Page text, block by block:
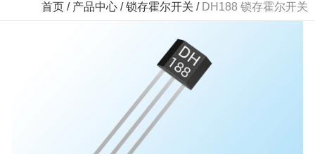
首页 / 产品中心 /锁存霍尔开关 / DH188 锁存霍尔开关